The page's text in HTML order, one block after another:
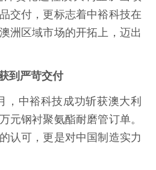
交付，更标志着中裕科技在
洲区域市场的开拓上，迈出
到严苛交付
，中裕科技成功斩获澳大利
元钢衬聚氨酯耐磨管订单。
认可，更是对中国制造实力